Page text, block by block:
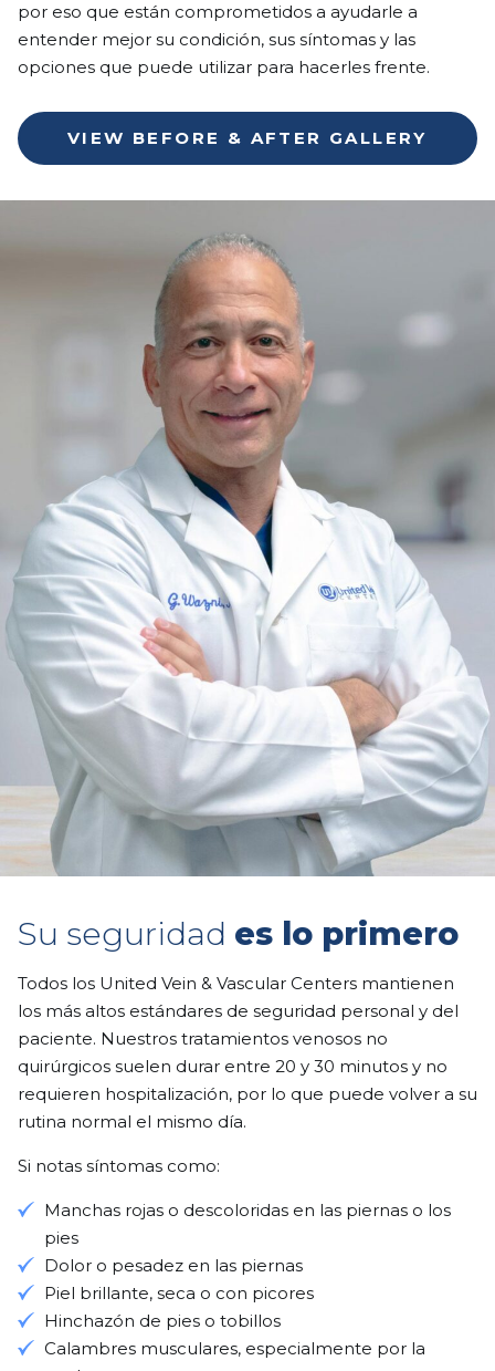
por eso que están comprometidos a ayudarle a
entender mejor su condición, sus síntomas y las
opciones que puede utilizar para hacerles frente.
VIEW BEFORE & AFTER GALLERY
Su seguridad es lo primero
Todos los United Vein & Vascular Centers mantienen
los más altos estándares de seguridad personal y del
paciente. Nuestros tratamientos venosos no
quirúrgicos suelen durar entre 20 y 30 minutos y no
requieren hospitalización, por lo que puede volver a su
rutina normal el mismo día.
Si notas síntomas como:
Manchas rojas o descoloridas en las piernas o los
pies
Dolor o pesadez en las piernas
Piel brillante, seca o con picores
Hinchazón de pies o tobillos
Calambres musculares, especialmente por la